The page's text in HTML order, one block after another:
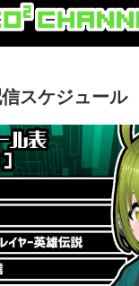
スケジュール